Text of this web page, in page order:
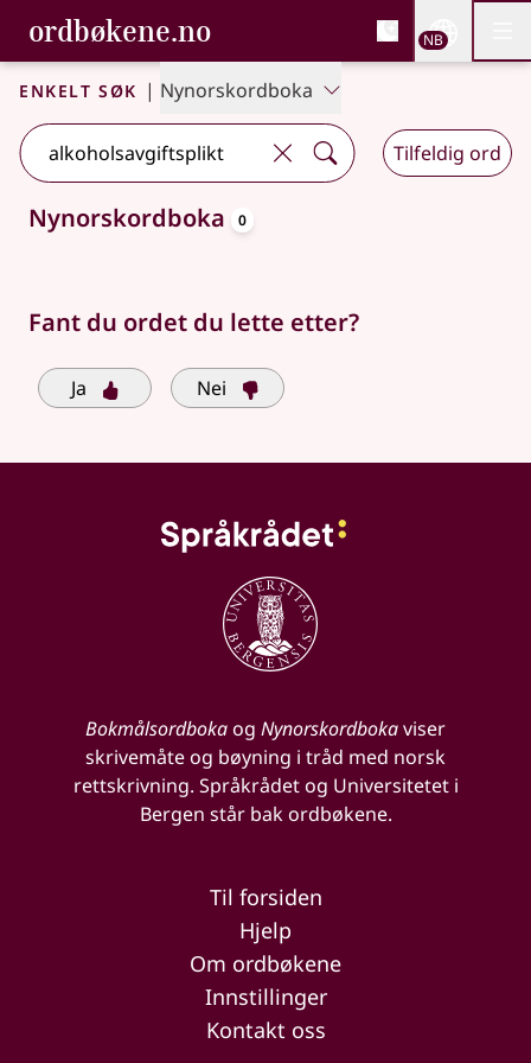
Gå til hovedinnhold
Tilgjengelighet
ordbøkene.no, Bokmålsordboka og
Bokmålsordboka og Nynorskordboka
NB
Enkelt søk | Nynorskordboka
Tilfeldig ord
Søkeforslag tilgjengelige
Nynorskordboka 0
Fant du ordet du lette etter?
Ja Nei
Bokmålsordbokaog Nynorskordbokaviser
skrivemåte og bøyning i tråd med norsk
rettskrivning. Språkrådet og Universitetet i
Bergen står bak ordbøkene.
Til forsiden
Hjelp
Om ordbøkene
Innstillinger
Kontakt oss